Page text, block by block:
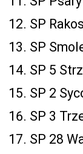
SP
SP
SP 5
SP 2
SP 3
SP 28